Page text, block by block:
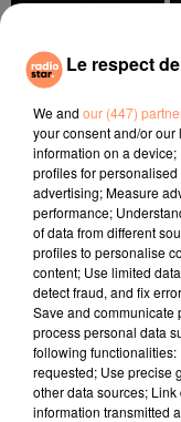
A L'imparfaite
l'horoscope
Bélier
Le respect
We and our (447)
your consent and/or
information on a
profiles for
advertising; Measure
performance;
of data from different
profiles to personalise
content; Use limited
detect fraud, and fix
Save and communicate
process personal data
following
requested; Use precise
other data sources;
information transmitted